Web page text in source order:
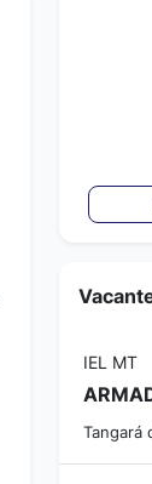
IEL MT
Tangará